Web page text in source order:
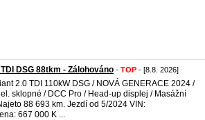
DSG 88tkm - Zálohováno - TOP - [8.8. 2026]
2.0 TDI 110kW DSG / NOVÁ GENERACE 2024 /
sklopné / DCC Pro / Head-up displej / Masážní
88 693 km. Jezdí od 5/2024 VIN:
667 000 K ...